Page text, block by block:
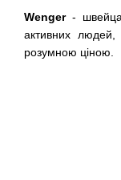
Wenger-
активних людей,
розумною ціною.